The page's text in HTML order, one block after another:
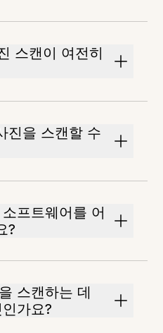
스캔이 여전히
진을 스캔할 수
프트웨어를 어
?
스캔하는 데
가요?